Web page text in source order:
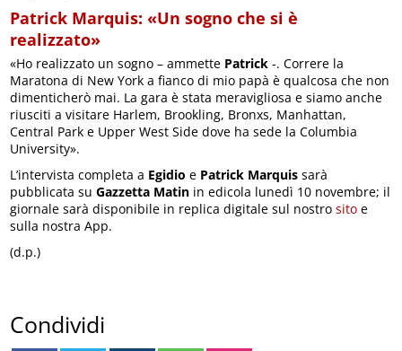
Patrick Marquis: «Un sogno che si è
realizzato»
«Ho realizzato un sogno – ammette Patrick -. Correre la
Maratona di New York a fianco di mio papà è qualcosa che non
dimenticherò mai. La gara è stata meravigliosa e siamo anche
riusciti a visitare Harlem, Brookling, Bronxs, Manhattan,
Central Park e Upper West Side dove ha sede la Columbia
University».
L’intervista completa a Egidio e Patrick Marquis sarà
pubblicata suGazzetta Matin in edicola lunedì 10 novembre; il
giornale sarà disponibile in replica digitale sul nostrosito e
sulla nostra App.
(d.p.)
Condividi